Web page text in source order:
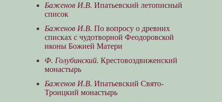
Баженов И.В. Ипатьевский летописный
список
Баженов И.В. По вопросу о древних
списках с чудотворной Феодоровской
иконы Божией Матери
Ф. Голубинский. Крестовоздвиженский
монастырь
Баженов И.В. Ипатьевский Свято-
Троицкий монастырь